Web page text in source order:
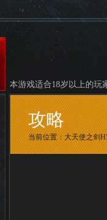
本游戏适合18岁以上的玩
攻略
当前位置： 大天使之剑